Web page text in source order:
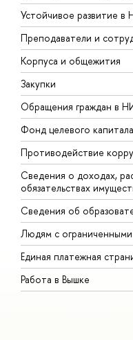
Устойчивое развитие
Преподаватели и
Корпуса и общежития
Закупки
Обращения граждан в
Фонд целевого капитала
Противодействие
Сведения о доходах,
обязательствах
Сведения об
Людям с
Единая платежная
Работа в Вышке